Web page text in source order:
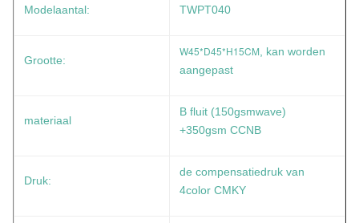
Modelaantal: TWPT040
Grootte:
W45*D45*H15CM , kan worden
aangepast
materiaal
B fluit (150gsmwave)
+350gsm CCNB
Druk:
de compensatiedruk van
4color CMKY